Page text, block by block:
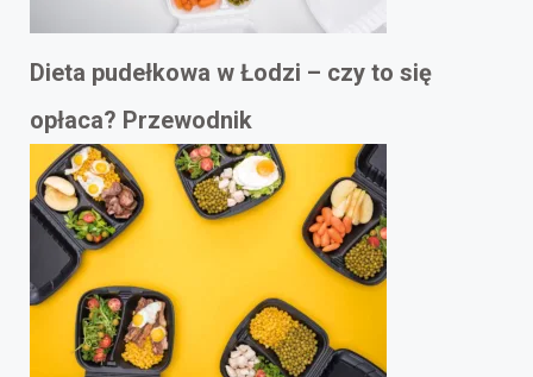
Dieta pudełkowa w Łodzi – czy to się
opłaca? Przewodnik